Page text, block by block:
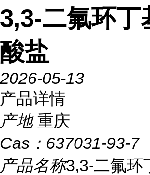
3,3-二氟环丁
酸盐
2026-05-13
产品详情
产地 重庆
Cas： 637031-93-7
产品名称3,3-二氟环